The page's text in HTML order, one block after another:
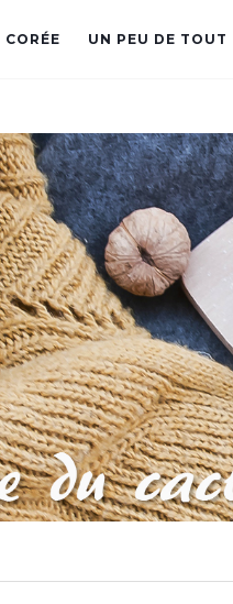
CORÉE UN PEU DE TOUT